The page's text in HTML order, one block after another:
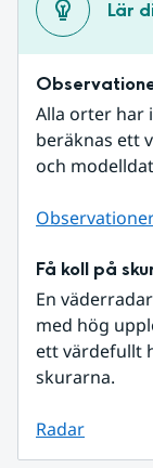
Lär
Alla orter har
beräknas ett
och
Få koll på
En
med hög
ett värdefullt
skurarna.
Radar